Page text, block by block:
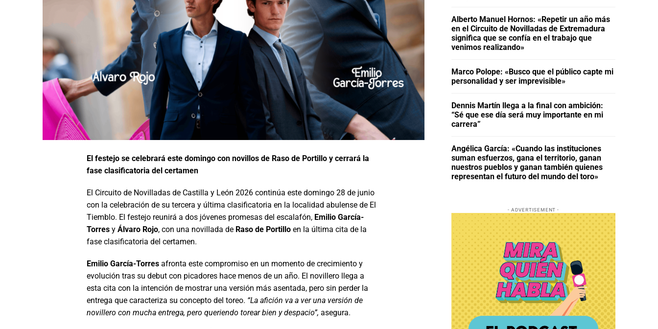
El festejo se celebrará este domingo con novillos de Raso de Portillo y cerrará la
fase clasificatoria del certamen
El Circuito de Novilladas de Castilla y León 2026 continúa este domingo 28 de junio
con la celebración de su tercera y última clasificatoria en la localidad abulense de El
Tiemblo. El festejo reunirá a dos jóvenes promesas del escalafón, Emilio García-
Torres y Álvaro Rojo, con una novillada de Raso de Portillo en la última cita de la
fase clasificatoria del certamen.
Emilio García-Torres afronta este compromiso en un momento de crecimiento y
evolución tras su debut con picadores hace menos de un año. El novillero llega a
esta cita con la intención de mostrar una versión más asentada, pero sin perder la
entrega que caracteriza su concepto del toreo. “La afición va a ver una versión de
novillero con mucha entrega, pero queriendo torear bien y despacio”, asegura.
Alberto Manuel Hornos: «Repetir un año más
en el Circuito de Novilladas de Extremadura
significa que se confía en el trabajo que
venimos realizando»
Marco Polope: «Busco que el público capte mi
personalidad y ser imprevisible»
Dennis Martín llega a la final con ambición:
“Sé que ese día será muy importante en mi
carrera”
Angélica García: «Cuando las instituciones
suman esfuerzos, gana el territorio, ganan
nuestros pueblos y ganan también quienes
representan el futuro del mundo del toro»
- ADVERTISEMENT -